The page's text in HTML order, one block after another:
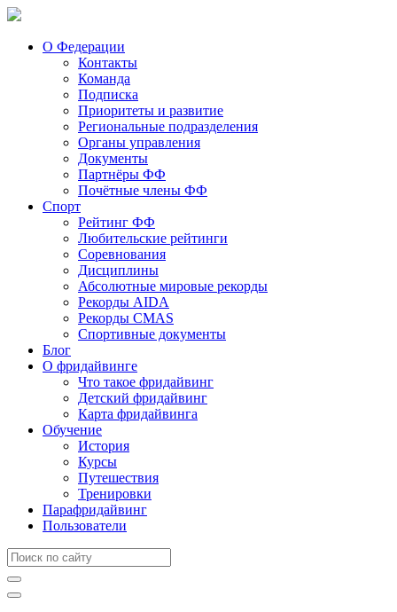
О Федерации
Контакты
Команда
Подписка
Приоритеты и развитие
Региональные подразделения
Органы управления
Документы
Партнёры ФФ
Почётные члены ФФ
Спорт
Рейтинг ФФ
Любительские рейтинги
Соревнования
Дисциплины
Абсолютные мировые рекорды
Рекорды AIDA
Рекорды CMAS
Спортивные документы
Блог
О фридайвинге
Что такое фридайвинг
Детский фридайвинг
Карта фридайвинга
Обучение
История
Курсы
Путешествия
Тренировки
Парафридайвинг
Пользователи